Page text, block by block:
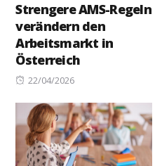
Strengere AMS-Regeln
verändern den
Arbeitsmarkt in
Österreich
Posted
22/04/2026